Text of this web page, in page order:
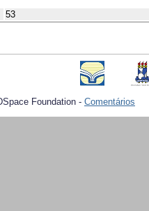
53
Foundation - Comentários